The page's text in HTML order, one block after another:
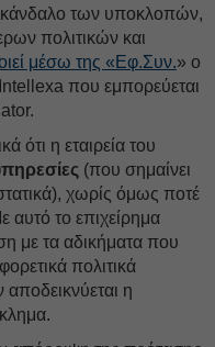
των υποκλοπών,
πολιτικών και
μέσω της «Εφ.Συν.» ο
Intellexa που εμπορεύεται
ότι η εταιρεία του
(που σημαίνει
χωρίς όμως ποτέ
αυτό το επιχείρημα
με τα αδικήματα που
πολιτικά
η